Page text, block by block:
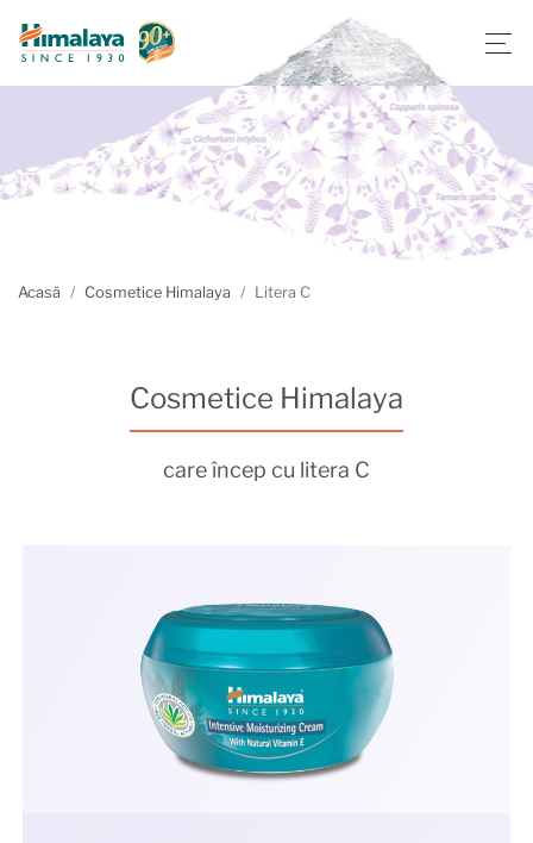
Acasă Cosmetice Himalaya Litera C
Cosmetice Himalaya
care încep cu litera C